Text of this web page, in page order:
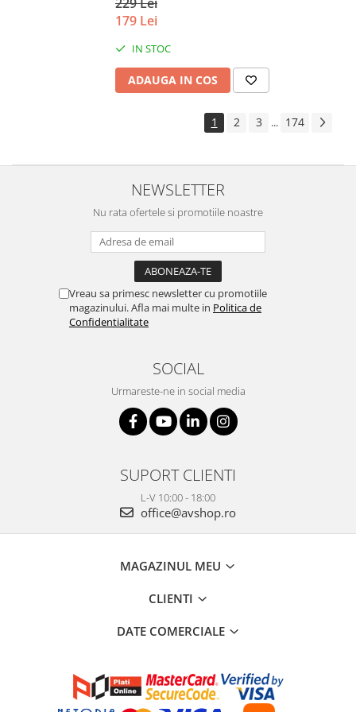
179 Lei
IN STOC
ADAUGA IN COS
1 2 3 ... 174
NEWSLETTER
Nu rata ofertele si promotiile noastre
Vreau sa primesc newsletter cu promotiile
magazinului. Afla mai multe in Politica de
Confidentialitate
SOCIAL
Urmareste-ne in social media
SUPORT CLIENTI
L-V 10:00 - 18:00
office@avshop.ro
MAGAZINUL MEU
CLIENTI
DATE COMERCIALE